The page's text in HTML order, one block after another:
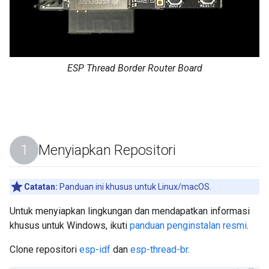
ESP Thread Border Router Board
Menyiapkan Repositori
Catatan: Panduan ini khusus untuk Linux/macOS.
Untuk menyiapkan lingkungan dan mendapatkan informasi
khusus untuk Windows, ikuti panduan penginstalan resmi.
Clone repositori esp-idf dan esp-thread-br.